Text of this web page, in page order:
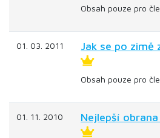
Obsah pouze pro
01. 03. 2011 Jak se po zimě
Obsah pouze pro
01. 11. 2010 Nejlepší